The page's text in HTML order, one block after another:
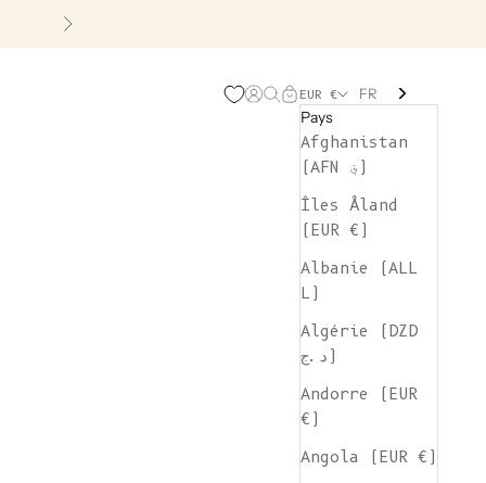
Suivant
Page d'ouverture de
Recherche ouverte
Chariot ouvert
EUR €
Pays
Afghanistan
(AFN ؋)
Îles Åland
(EUR €)
Albanie (ALL
L)
Algérie (DZD
د.ج)
Andorre (EUR
€)
Angola (EUR €)
FR